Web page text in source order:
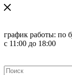
график работы: по
с 11:00 до 18:00